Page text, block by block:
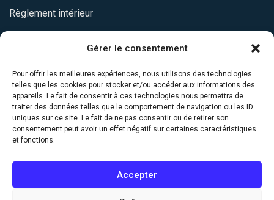
Gérer le consentement
Pour offrir les meilleures expériences, nous utilisons des technologies
telles que les cookies pour stocker et/ou accéder aux informations des
appareils. Le fait de consentir à ces technologies nous permettra de
traiter des données telles que le comportement de navigation ou les ID
uniques sur ce site. Le fait de ne pas consentir ou de retirer son
consentement peut avoir un effet négatif sur certaines caractéristiques
et fonctions.
Accepter
Règlement intérieur
Statuts
CONTACTEZ-NOUS
95 bis rue de Paris, 91570 Bièvres
01 43 31 06 49